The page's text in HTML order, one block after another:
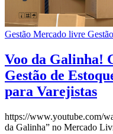
Gestão Mercado livre
Voo da Galinha!
Gestão de
para Varejistas
https://www.youtube.com/
da Galinha” no Mercado